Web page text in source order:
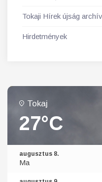
Tokaji Hírek újság
Hirdetmények
Tokaj
27°C
augusztus 8.
Ma